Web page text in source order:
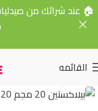
القائمه
🏠 عند شرائك من